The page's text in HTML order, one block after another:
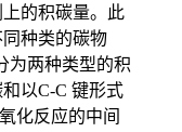
的积碳量。此
种类的碳物
为两种类型的积
以C-C 键形式
化反应的中间